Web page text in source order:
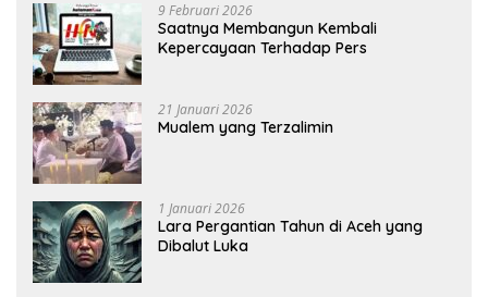
9 Februari 2026
Saatnya Membangun Kembali
Kepercayaan Terhadap Pers
21 Januari 2026
Mualem yang Terzalimin
1 Januari 2026
Lara Pergantian Tahun di Aceh yang
Dibalut Luka